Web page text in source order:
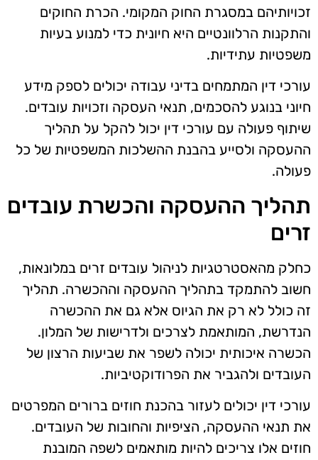
זכויותיהם במסגרת החוק המקומי. הכרת החוקים
והתקנות הרלוונטיים היא חיונית כדי למנוע בעיות
משפטיות עתידיות.
עורכי דין המתמחים בדיני עבודה יכולים לספק מידע
חיוני בנוגע להסכמים, תנאי העסקה וזכויות עובדים.
שיתוף פעולה עם עורכי דין יכול להקל על תהליך
ההעסקה ולסייע בהבנת ההשלכות המשפטיות של כל
פעולה.
תהליך ההעסקה והכשרת עובדים
זרים
כחלק מהאסטרטגיות לניהול עובדים זרים במלונאות,
חשוב להתמקד בתהליך ההעסקה וההכשרה. תהליך
זה כולל לא רק את הגיוס אלא גם את ההכשרה
הנדרשת, המותאמת לצרכים ולדרישות של המלון.
הכשרה איכותית יכולה לשפר את שביעות הרצון של
העובדים ולהגביר את הפרודוקטיביות.
עורכי דין יכולים לעזור בהכנת חוזים ברורים המפרטים
את תנאי ההעסקה, הציפיות והחובות של העובדים.
חוזים אלו צריכים להיות מותאמים לשפה המובנת